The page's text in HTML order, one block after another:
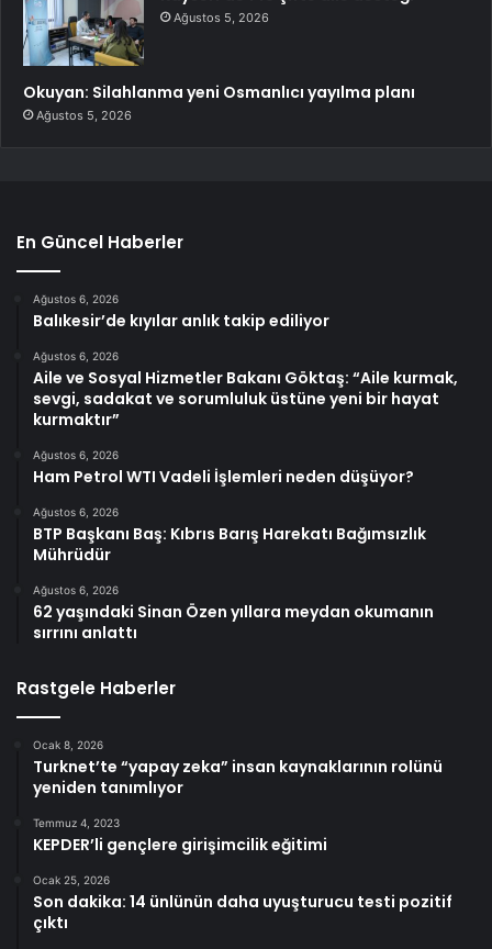
Ağustos 5, 2026
Okuyan: Silahlanma yeni Osmanlıcı yayılma planı
Ağustos 5, 2026
En Güncel Haberler
Ağustos 6, 2026
Balıkesir’de kıyılar anlık takip ediliyor
Ağustos 6, 2026
Aile ve Sosyal Hizmetler Bakanı Göktaş: “Aile kurmak,
sevgi, sadakat ve sorumluluk üstüne yeni bir hayat
kurmaktır”
Ağustos 6, 2026
Ham Petrol WTI Vadeli İşlemleri neden düşüyor?
Ağustos 6, 2026
BTP Başkanı Baş: Kıbrıs Barış Harekatı Bağımsızlık
Mührüdür
Ağustos 6, 2026
62 yaşındaki Sinan Özen yıllara meydan okumanın
sırrını anlattı
Rastgele Haberler
Ocak 8, 2026
Turknet’te “yapay zeka” insan kaynaklarının rolünü
yeniden tanımlıyor
Temmuz 4, 2023
KEPDER’li gençlere girişimcilik eğitimi
Ocak 25, 2026
Son dakika: 14 ünlünün daha uyuşturucu testi pozitif
çıktı